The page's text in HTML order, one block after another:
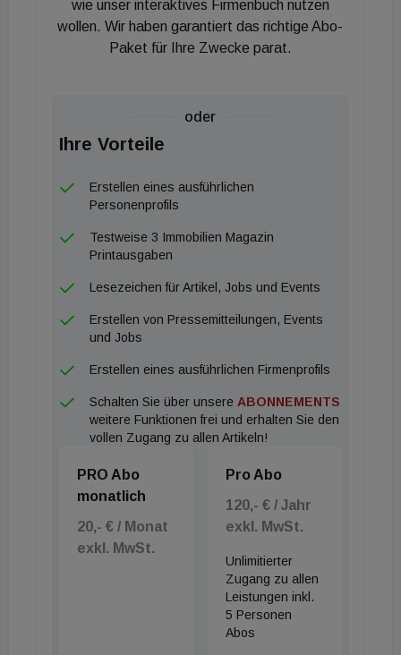
Internationalisierung zählen.
wie unser interaktives Firmenbuch nutzen
wollen. Wir haben garantiert das richtige Abo-
Paket für Ihre Zwecke parat.
oder
Ihre Vorteile
Erstellen eines ausführlichen
Personenprofils
Testweise 3 Immobilien Magazin
Printausgaben
Lesezeichen für Artikel, Jobs und Events
Erstellen von Pressemitteilungen, Events
und Jobs
Erstellen eines ausführlichen Firmenprofils
Schalten Sie über unsere ABONNEMENTS
weitere Funktionen frei und erhalten Sie den
vollen Zugang zu allen Artikeln!
PRO Abo
monatlich
20,- € / Monat
exkl. MwSt.
Pro Abo
120,- € / Jahr
exkl. MwSt.
Unlimitierter
Zugang zu allen
Leistungen inkl.
5 Personen
Abos